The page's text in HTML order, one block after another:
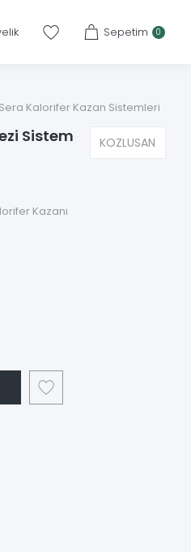
Sepetim 0
Sera Kalorifer Kazan Sistemleri
Sistem
KOZLUSAN
Kazanı